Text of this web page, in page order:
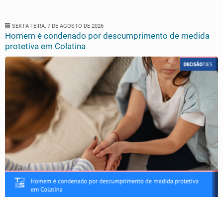
SEXTA-FEIRA, 7 DE AGOSTO DE 2026
Homem é condenado por descumprimento de medida
protetiva em Colatina